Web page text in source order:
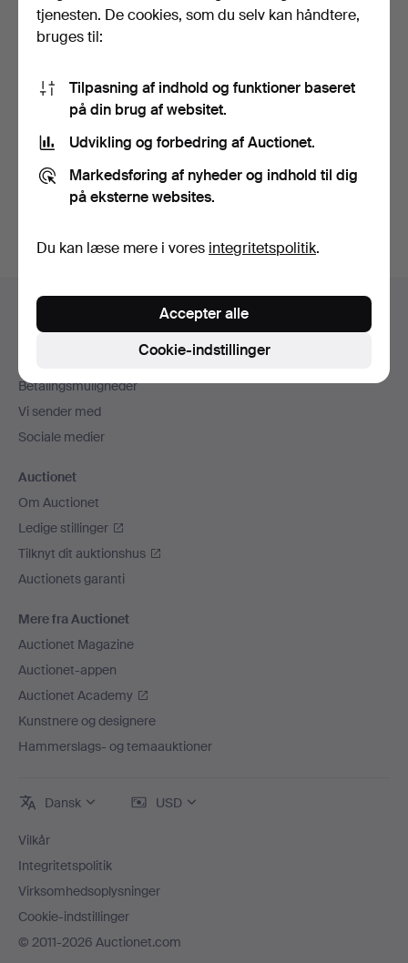
TOBAKSSKRIN, træ, 1800-
tallet.
5 dage
85 USD
Du kan også søge ivores arkiv med afsluttede
auktioner.
Sidefodsnavigation
Hjælp og kontaktoplysninger
Kontakt supporten
Betalingsmuligheder
Vi sender med
Sociale medier
Auctionet
Om Auctionet
Ledige stillinger
Tilknyt dit auktionshus
Auctionets garanti
Mere fra Auctionet
Auctionet Magazine
Auctionet-appen
Auctionet Academy
Kunstnere og designere
Hammerslags- og temaauktioner
Dansk USD
Vilkår
Integritetspolitik
Virksomhedsoplysninger
Cookie-indstillinger
© 2011-2026 Auctionet.com
tjenesten. De cookies, som du selv kan håndtere,
bruges til:
Tilpasning af indhold og funktioner baseret
på din brug af websitet.
Udvikling og forbedring af Auctionet.
Markedsføring af nyheder og indhold til dig
på eksterne websites.
Du kan læse mere i vores integritetspolitik.
Cookie-indstillinger
Accepter alle